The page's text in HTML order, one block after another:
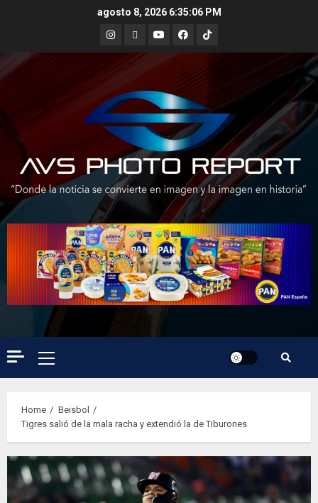
agosto 8, 2026 6:35:07 PM
Instagram
X YoutubeFacebook
TikTok
Primary
Menu
Home
Beisbol
Tigres salió de la mala racha y extendió la de Tiburones